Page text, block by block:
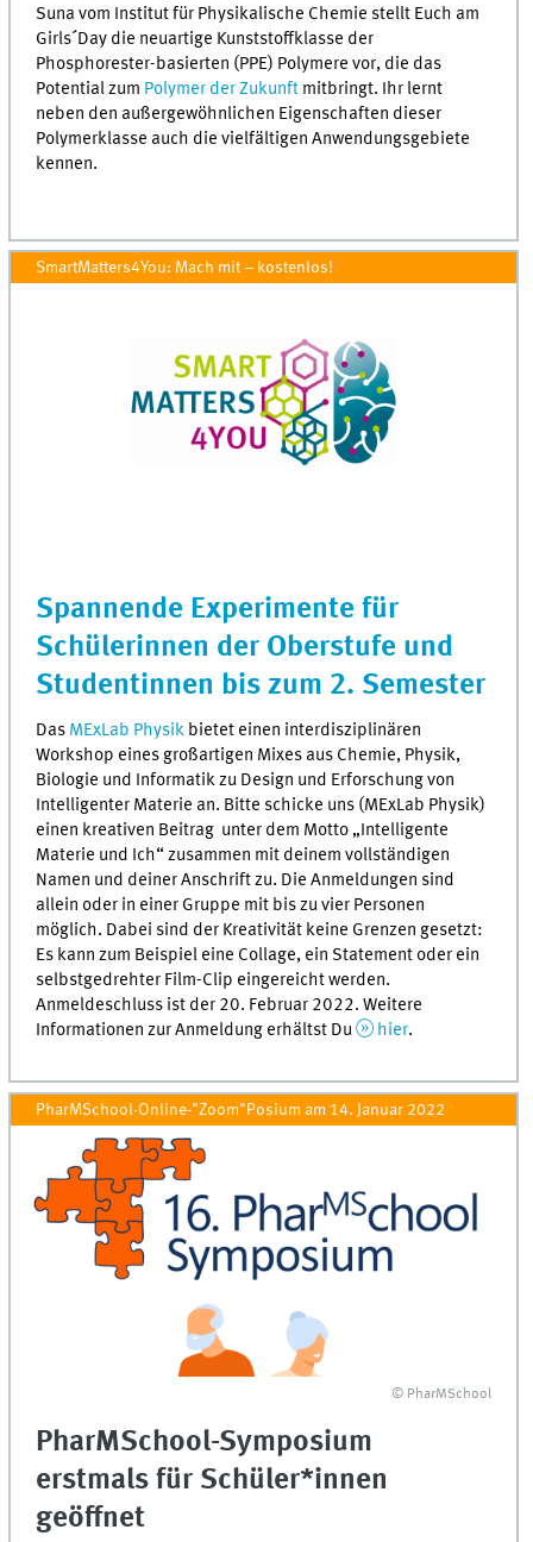
Suna vom Institut für Physikalische Chemie stellt Euch am
Girls´Day die neuartige Kunststoffklasse der
Phosphorester-basierten (PPE) Polymere vor, die das
Potential zum Polymer der Zukunft mitbringt. Ihr lernt
neben den außergewöhnlichen Eigenschaften dieser
Polymerklasse auch die vielfältigen Anwendungsgebiete
kennen.
SmartMatters4You: Mach mit – kostenlos!
Spannende Experimente für
Schülerinnen der Oberstufe und
Studentinnen bis zum 2. Semester
Das MExLab Physik bietet einen interdisziplinären
Workshop eines großartigen Mixes aus Chemie, Physik,
Biologie und Informatik zu Design und Erforschung von
Intelligenter Materie an. Bitte schicke uns (MExLab Physik)
einen kreativen Beitrag unter dem Motto „Intelligente
Materie und Ich“ zusammen mit deinem vollständigen
Namen und deiner Anschrift zu. Die Anmeldungen sind
allein oder in einer Gruppe mit bis zu vier Personen
möglich. Dabei sind der Kreativität keine Grenzen gesetzt:
Es kann zum Beispiel eine Collage, ein Statement oder ein
selbstgedrehter Film-Clip eingereicht werden.
Anmeldeschluss ist der 20. Februar 2022. Weitere
Informationen zur Anmeldung erhältst Du
hier.
PharMSchool-Online-"Zoom"Posium am 14. Januar 2022
© PharMSchool
PharMSchool-Symposium
erstmals für Schüler*innen
geöffnet